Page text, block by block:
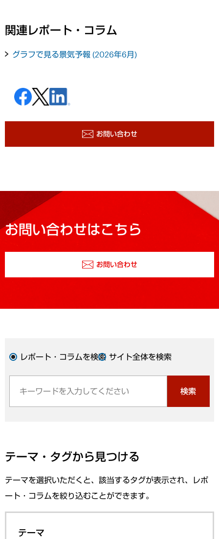
関連レポート・コラム
グラフで見る景気予報 (2026年6月)
お問い合わせ
お問い合わせはこちら
お問い合わせ
レポート・コラムを検索 サイト全体を検索
検索
テーマ・タグから見つける
テーマを選択いただくと、該当するタグが表示され、レポ
ート・コラムを絞り込むことができます。
テーマ